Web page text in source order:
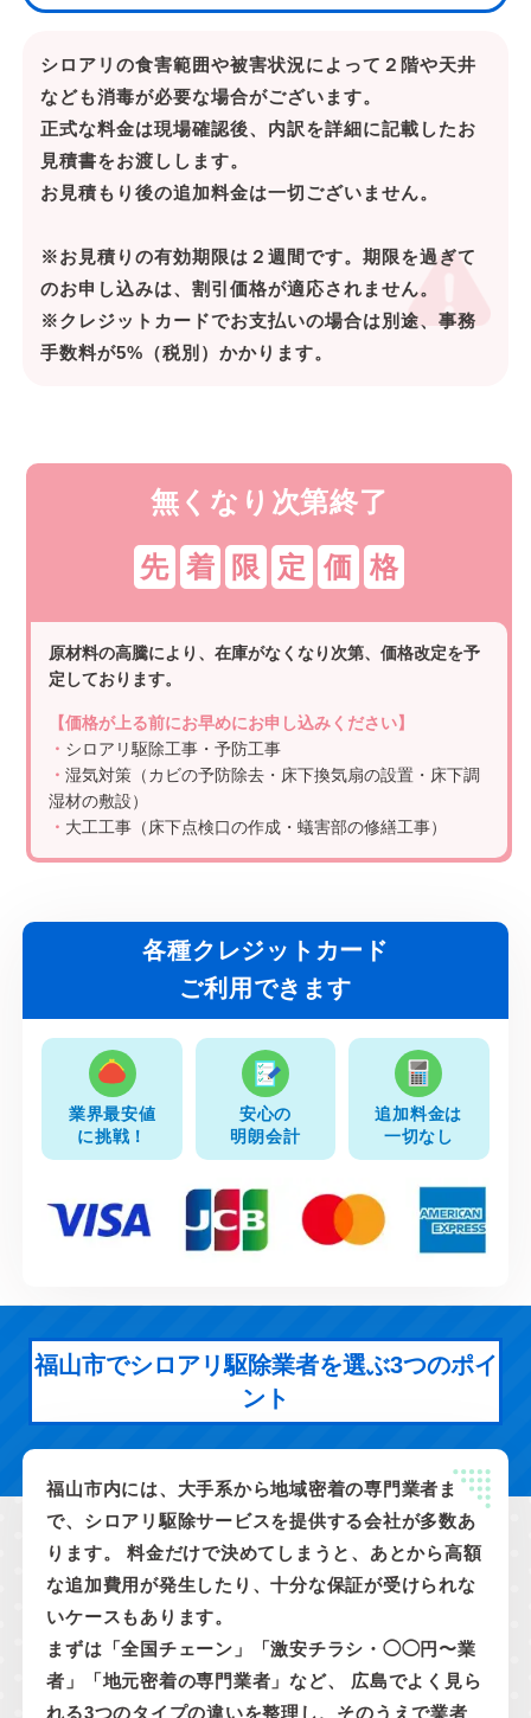
シロアリの食害範囲や被害状況によって２階や天井
なども消毒が必要な場合がございます。
正式な料金は現場確認後、内訳を詳細に記載したお
見積書をお渡しします。
お見積もり後の追加料金は一切ございません。
※お見積りの有効期限は２週間です。期限を過ぎて
のお申し込みは、割引価格が適応されません。
※クレジットカードでお支払いの場合は別途、事務
手数料が5%（税別）かかります。
無くなり次第終了
先 着 限 定 価 格
原材料の高騰により、在庫がなくなり次第、価格改定を予
定しております。
【価格が上る前にお早めにお申し込みください】
・ シロアリ駆除工事・予防工事
・湿気対策（カビの予防除去・床下換気扇の設置・床下調
湿材の敷設）
・ 大工工事（床下点検口の作成・蟻害部の修繕工事）
各種クレジットカード
ご利用できます
業界最安値
に挑戦！
安心の
明朗会計
追加料金は
一切なし
福山市でシロアリ駆除業者を選ぶ3つのポイ
ント
福山市内には、大手系から地域密着の専門業者ま
で、シロアリ駆除サービスを提供する会社が多数あ
ります。 料金だけで決めてしまうと、あとから高額
な追加費用が発生したり、十分な保証が受けられな
いケースもあります。
まずは「全国チェーン」「激安チラシ・◯◯円〜業
者」「地元密着の専門業者」など、 広島でよく見ら
れる3つのタイプの違いを整理し、そのうえで業者